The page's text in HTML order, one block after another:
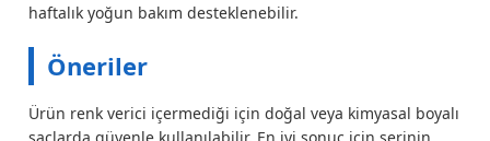
haftalık yoğun bakım desteklenebilir.
Öneriler
Ürün renk verici içermediği için doğal veya kimyasal boyalı